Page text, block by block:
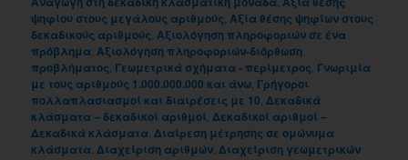
ψηφίου στους μεγάλους αριθμούς Αξία θέσης ψηφίων στους
δεκαδικούς αριθμούς Αξιολόγηση πληροφοριών σε ένα
πρόβλημα Αξιολόγηση πληροφοριών-διόρθωση
προβλήματος Γεωμετρικά σχήματα - περίμετρος Γνωριμία
με τους αριθμούς 1.000.000.000 και άνω Γρήγοροι
πολλαπλασιασμοί και διαιρέσεις με 10 ,Δεκαδικά
κλάσματα – δεκαδικοί αριθμοί ,Δεκαδικοί αριθμοί –
Δεκαδικά κλάσματα ,Διαίρεση μέτρησης σε ομώνυμα
κλάσματα ,Διαχείριση αριθμών ,Διαχείριση γεωμετρικών